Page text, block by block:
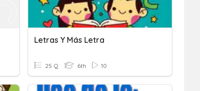
Letras Y Más Letra
25 Q 6th 10